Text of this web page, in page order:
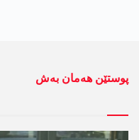
پوستێن ھەمان بەش